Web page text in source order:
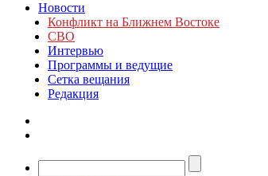
Новости
Конфликт на Ближнем Востоке
СВО
Интервью
Программы и ведущие
Сетка вещания
Редакция